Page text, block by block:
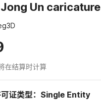
Un caricature
在结算时计算
证类型：Single Entity